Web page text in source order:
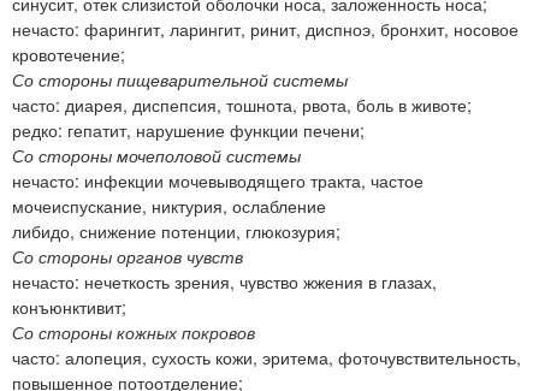
нечасто: фарингит, ларингит, ринит, диспноэ, бронхит, носовое
кровотечение;
Со стороны пищеварительной системы
часто: диарея, диспепсия, тошнота, рвота, боль в животе;
редко: гепатит, нарушение функции печени;
Со стороны мочеполовой системы
нечасто: инфекции мочевыводящего тракта, частое
мочеиспускание, никтурия, ослабление
либидо, снижение потенции, глюкозурия;
Со стороны органов чувств
нечасто: нечеткость зрения, чувство жжения в глазах,
конъюнктивит;
Со стороны кожных покровов
часто: алопеция, сухость кожи, эритема, фоточувствительность,
повышенное потоотделение;